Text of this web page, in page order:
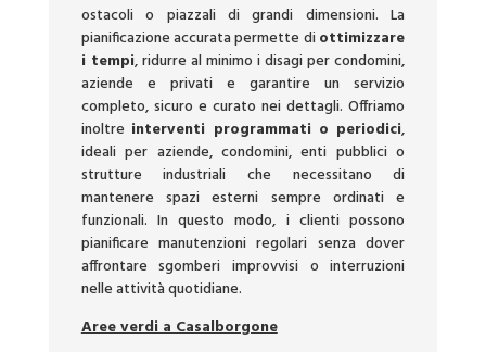
ostacoli o piazzali di grandi dimensioni. La
pianificazione accurata permette diottimizzare
i tempi, ridurre al minimo i disagi per condomini,
aziende e privati e garantire un servizio
completo, sicuro e curato nei dettagli. Offriamo
inoltre interventi programmati o periodici,
ideali per aziende, condomini, enti pubblici o
strutture industriali che necessitano di
mantenere spazi esterni sempre ordinati e
funzionali. In questo modo, i clienti possono
pianificare manutenzioni regolari senza dover
affrontare sgomberi improvvisi o interruzioni
nelle attività quotidiane.
Aree verdi a Casalborgone